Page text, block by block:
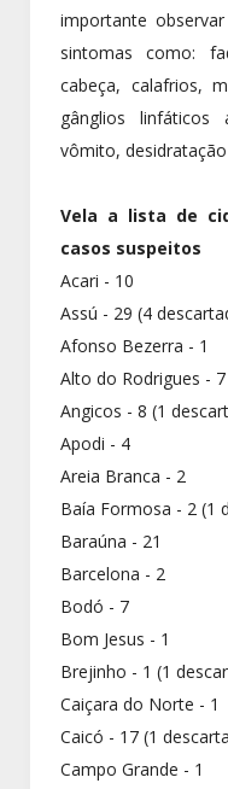
importante
sintomas como:
cabeça, calafrios,
gânglios linfáticos
vômito,
Vela a lista de
casos suspeitos
Acari - 10
Assú - 29 (4
Afonso Bezerra - 1
Alto do Rodrigues - 7
Angicos - 8 (1
Apodi - 4
Areia Branca - 2
Baía Formosa - 2 (1
Baraúna - 21
Barcelona - 2
Bodó - 7
Bom Jesus - 1
Brejinho - 1 (1
Caiçara do Norte - 1
Caicó - 17 (1
Campo Grande - 1